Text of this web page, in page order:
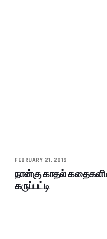
FEBRUARY 21, 2019
நான்கு காதல்
கருப்பட்டி